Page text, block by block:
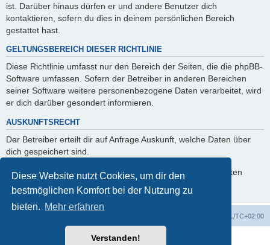
Diese Website nutzt Cookies, um dir den
bestmöglichen Komfort bei der Nutzung zu
bieten. Mehr erfahren
Verstanden!
ist. Darüber hinaus dürfen er und andere Benutzer dich
kontaktieren, sofern du dies in deinem persönlichen Bereich
gestattet hast.
GELTUNGSBEREICH DIESER RICHTLINIE
Diese Richtlinie umfasst nur den Bereich der Seiten, die die phpBB-
Software umfassen. Sofern der Betreiber in anderen Bereichen
seiner Software weitere personenbezogene Daten verarbeitet, wird
er dich darüber gesondert informieren.
AUSKUNFTSRECHT
Der Betreiber erteilt dir auf Anfrage Auskunft, welche Daten über
dich gespeichert sind.
Du kannst jederzeit die Löschung bzw. Sperrung deiner Daten
verlangen. Kontaktiere hierzu bitte den Betreiber.
UTC+02:00
Powered byphpBB® Forum Software © phpBB Limited